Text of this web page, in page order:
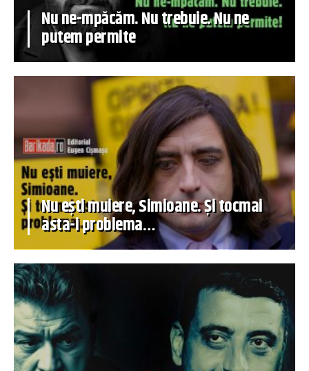
Nu ne-mpăcăm. Nu trebuie. Nu ne
putem permite
Nu ești muiere, Simioane. Și tocmai
asta-i problema…